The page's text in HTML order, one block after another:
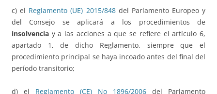
c) el Reglamento (UE) 2015/848del Parlamento Europeo y
del Consejo se aplicará a los procedimientos de
insolvencia y a las acciones a que se refiere el artículo 6,
apartado 1, de dicho Reglamento, siempre que el
procedimiento principal se haya incoado antes del final del
período transitorio;
d) el Reglamento (CE) No 1896/2006 del Parlamento